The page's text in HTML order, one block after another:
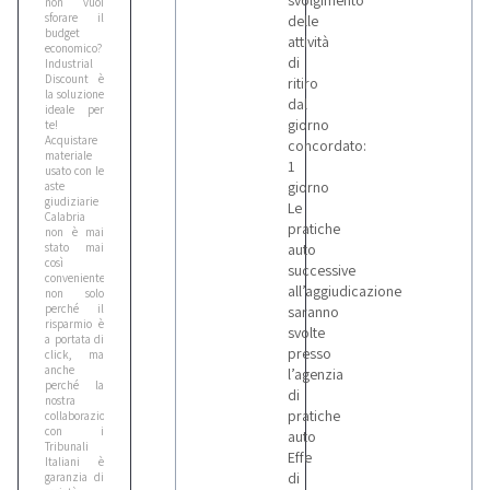
sforare il
budget
economico?
Industrial
Discount è
la soluzione
ideale per
te!
Acquistare
materiale
usato con le
aste
giudiziarie
Calabria
non è mai
stato mai
così
conveniente:
non solo
perché il
risparmio è
a portata di
click, ma
anche
perché la
nostra
collaborazione
con i
Tribunali
Italiani è
garanzia di
delle
attività
di
ritiro
dal
giorno
concordato:
1
giorno
Le
pratiche
auto
successive
all’aggiudicazione
saranno
svolte
presso
l’agenzia
di
pratiche
auto
Effe
di